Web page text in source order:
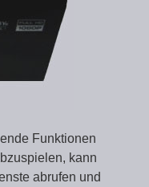
Funktionen
kann
abrufen und